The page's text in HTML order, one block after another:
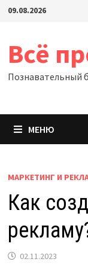
Перейти
09.08.2026
Всё
Познавательный
МЕНЮ
МАРКЕТИНГ И
Как
02.11.2023